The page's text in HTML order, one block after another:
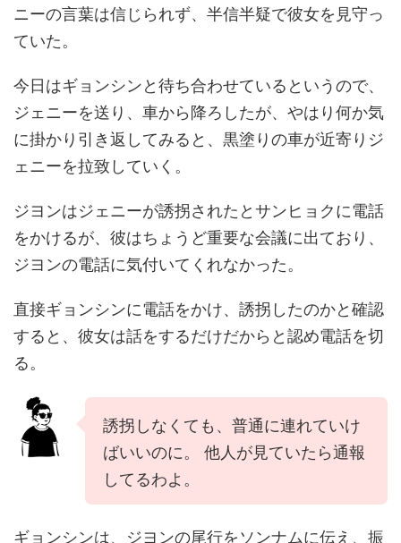
ニーの言葉は信じられず、半信半疑で彼女を見守っ
ていた。
今日はギョンシンと待ち合わせているというので、
ジェニーを送り、車から降ろしたが、やはり何か気
に掛かり引き返してみると、黒塗りの車が近寄りジ
ェニーを拉致していく。
ジヨンはジェニーが誘拐されたとサンヒョクに電話
をかけるが、彼はちょうど重要な会議に出ており、
ジヨンの電話に気付いてくれなかった。
直接ギョンシンに電話をかけ、誘拐したのかと確認
すると、彼女は話をするだけだからと認め電話を切
る。
誘拐しなくても、普通に連れていけ
ばいいのに。 他人が見ていたら通報
してるわよ。
ギョンシンは、ジヨンの尾行をソンナムに伝え、振